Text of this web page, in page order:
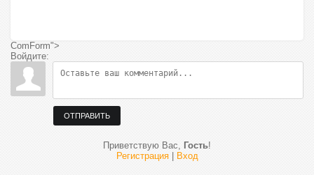
ComForm">
Войдите:
ОТПРАВИТЬ
Приветствую Вас, Гость!
Регистрация| Вход